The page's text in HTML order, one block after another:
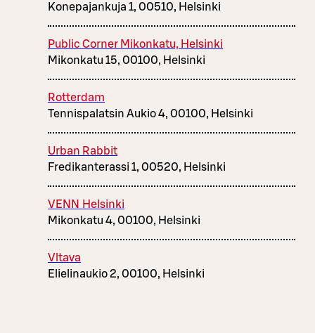
Konepajankuja 1, 00510, Helsinki
Public Corner Mikonkatu, Helsinki
Mikonkatu 15, 00100, Helsinki
Rotterdam
Tennispalatsin Aukio 4, 00100, Helsinki
Urban Rabbit
Fredikanterassi 1, 00520, Helsinki
VENN Helsinki
Mikonkatu 4, 00100, Helsinki
Vltava
Elielinaukio 2, 00100, Helsinki